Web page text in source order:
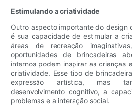
Estimulando a criatividade
Outro aspecto importante do design
é sua capacidade de estimular a
áreas de recreação
oportunidades de brincadeiras
internos podem inspirar as crianças
criatividade. Esse tipo de
expressão artística, mas
desenvolvimento cognitivo, a
problemas e a interação social.